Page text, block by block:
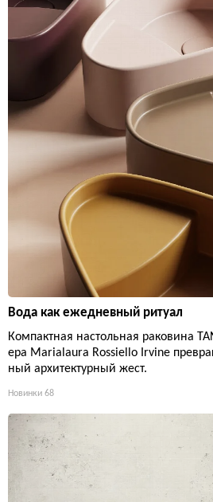
Вода как ежедневный ритуал
Компактная настольная раковина
ера Marialaura Rossiello Irvine
ный архитектурный жест.
Новинки 68